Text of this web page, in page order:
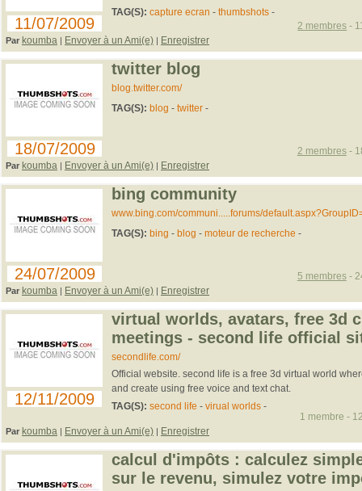
11/07/2009
TAG(S): capture ecran - thumbshots-
Par koumba | Envoyer à un Ami(e) | Enregistrer
2 membres -
18/07/2009
twitter blog
blog.twitter.com/
TAG(S): blog - twitter-
Par koumba | Envoyer à un Ami(e) | Enregistrer
2 membres-
24/07/2009
bing community
www.bing.com/communi.....forums/
TAG(S): bing - blog - moteur de recherche -
Par koumba | Envoyer à un Ami(e) | Enregistrer
5 membres-
12/11/2009
virtual worlds, avatars, free 3d
meetings - second life official
secondlife.com/
Official website. second life is a free 3d virtual world
and create using free voice and text chat.
TAG(S): second life - virual worlds-
Par koumba | Envoyer à un Ami(e) | Enregistrer
1 membre -
calcul d'impôts : calculez
sur le revenu, simulez votre